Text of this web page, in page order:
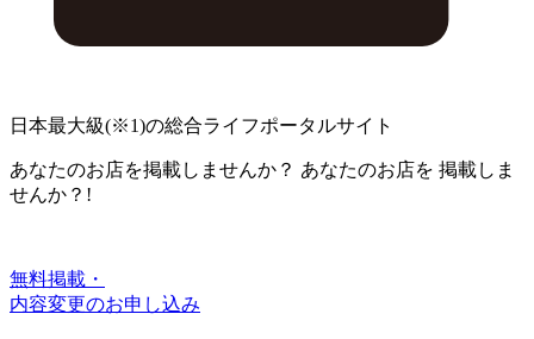
日本最大級(※1)の総合ライフポータルサイト
あなたのお店を掲載しませんか？ あなたのお店を 掲載しま
せんか？!
無料掲載・
内容変更のお申し込み